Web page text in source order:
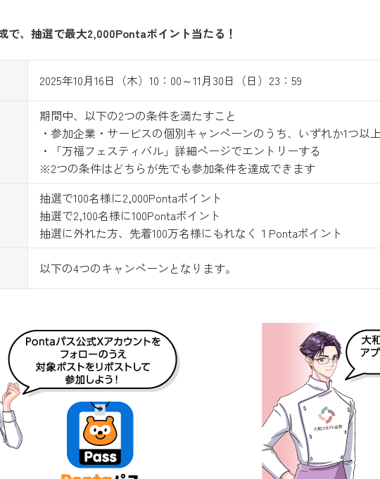
、抽選で最大2,000Pontaポイント当たる！
2025年10月16日（木）10：00～11月30日（日）23：59
期間中、以下の2つの条件を満たすこと
・参加企業・サービスの個別キャンペーンのうち、いずれか1つ以
・「万福フェスティバル」詳細ページでエントリーする
※2つの条件はどちらが先でも参加条件を達成できます
抽選で100名様に2,000Pontaポイント
抽選で2,100名様に100Pontaポイント
抽選に外れた方、先着100万名様にもれなく１Pontaポイント
以下の4つのキャンペーンとなります。